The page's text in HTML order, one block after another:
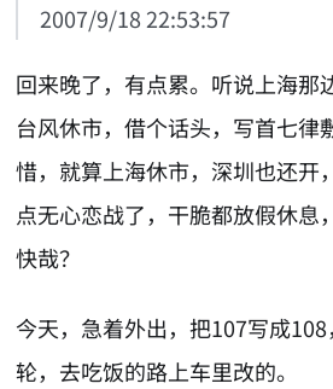
2007/9/18 22:53:57
回来晚了，有点累。听说上海那
台风休市，借个话头，写首七律
惜，就算上海休市，深圳也还开
点无心恋战了，干脆都放假休息
快哉？
今天，急着外出，把107写成
轮，去吃饭的路上车里改的。